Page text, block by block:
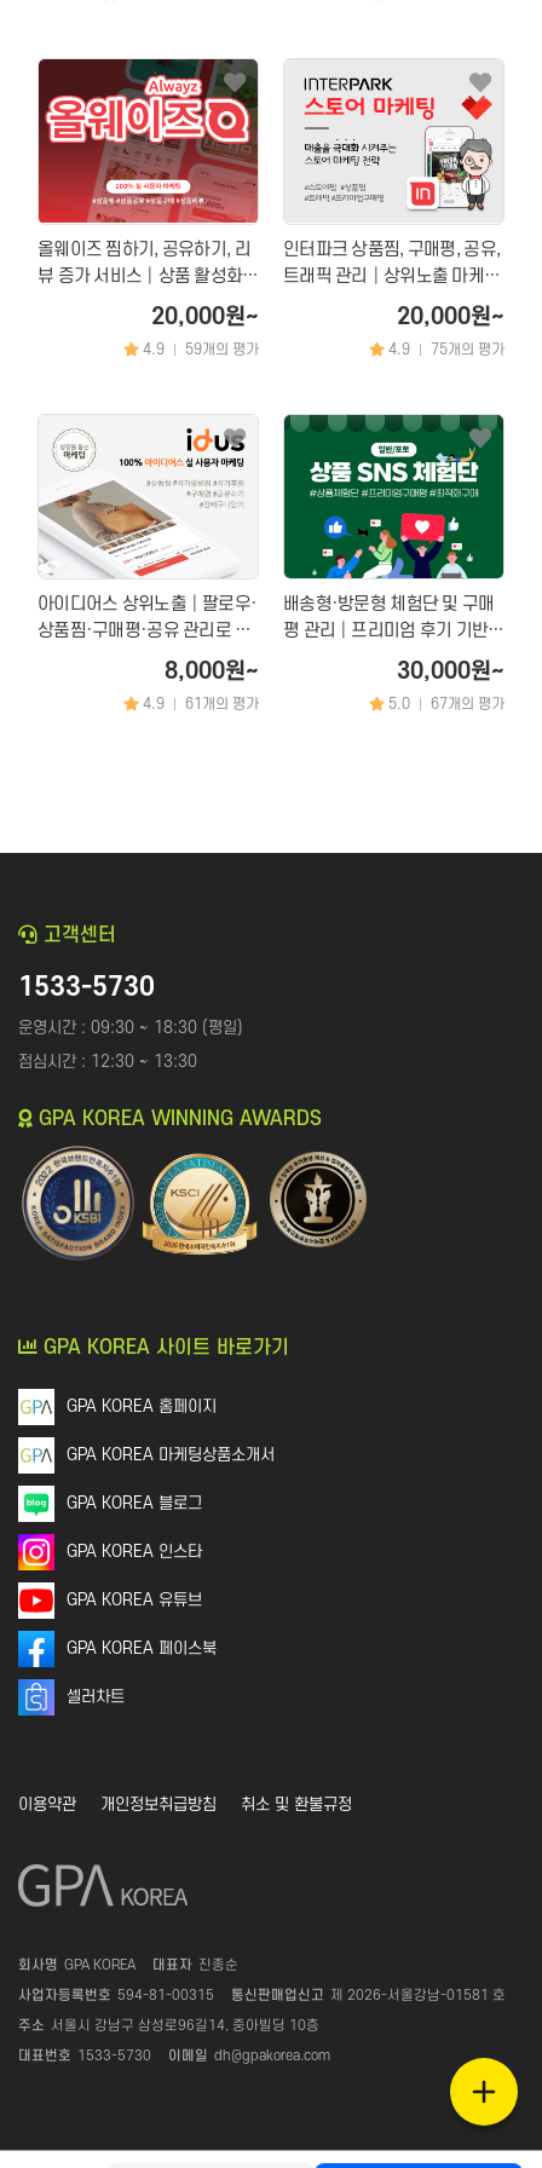
올웨이즈 찜하기, 공유하기, 리
뷰 증가 서비스│상품 활성화
20,000원~
4.9 59개의 평가
인터파크 상품찜, 구매평, 공유,
트래픽 관리│상위노출 마케팅
20,000원~
4.9 75개의 평가
아이디어스 상위노출│팔로우·
상품찜·구매평·공유 관리로 매
8,000원~
4.9 61개의 평가
배송형·방문형 체험단 및 구매
평 관리│프리미엄 후기 기반
최적화 마케팅 서비스
30,000원~
5.0 67개의 평가
고객센터
1533-5730
운영시간 : 09:30 ~ 18:30 (평일)
점심시간 : 12:30 ~ 13:30
GPA KOREA WINNING AWARDS
GPA KOREA 사이트 바로가기
GPA KOREA 홈페이지
GPA KOREA 마케팅상품소개서
GPA KOREA 블로그
GPA KOREA 인스타
GPA KOREA 유튜브
GPA KOREA 페이스북
셀러차트
이용약관 개인정보취급방침 취소 및 환불규정
회사명 GPA KOREA 대표자 진종순
사업자등록번호 594-81-00315 통신판매업신고 제 2026-서울강남-01581 호
주소 서울시 강남구 삼성로96길14, 중아빌딩 10층
대표번호 1533-5730 이메일 dh@gpakorea.com